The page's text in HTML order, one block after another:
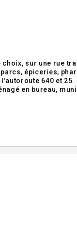
choix, sur une rue
épiceries,
640 et 25.
en bureau,